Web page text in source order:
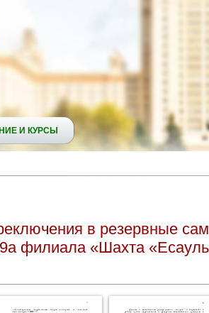
И КУРСЫ
в резервные
филиала «Шахта